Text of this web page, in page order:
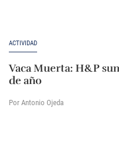
ACTIVIDAD
Vaca Muerta: H&P
de año
Por Antonio Ojeda